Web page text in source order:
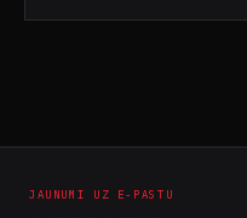
JAUNUMI UZ E-PASTU